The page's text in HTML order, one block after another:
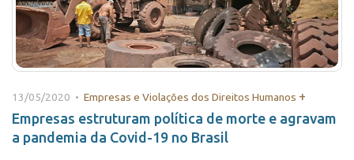
13/05/2020 • Empresas e Violações dos Direitos Humanos +
Empresas estruturam política de morte e agravam
a pandemia da Covid-19 no Brasil